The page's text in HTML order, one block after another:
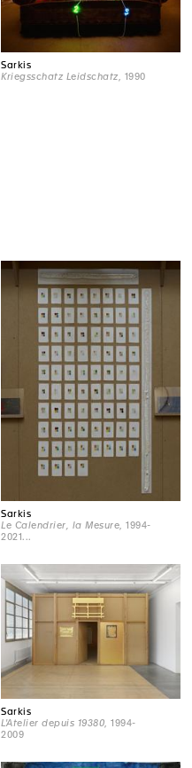
Sarkis
Kriegsschatz Leidschatz , 1990
Sarkis
Le Calendrier, la Mesure , 1994-
2021...
Sarkis
L'Atelier depuis 19380 , 1994-
2009